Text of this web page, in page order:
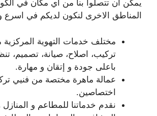
يمكن ان تتصلوا بنا من اي مكان في
المناطق الاخرى لنكون لديكم في
مختلف خدمات التهوية المركزية
تركيب، اصلاح، صيانة، تصميم،
باعلى جودة و إتقان و مهارة.
عمالة ماهرة مختصة من فنيي
اختصاصين.
نقدم خدماتنا للمطاعم و المنازل